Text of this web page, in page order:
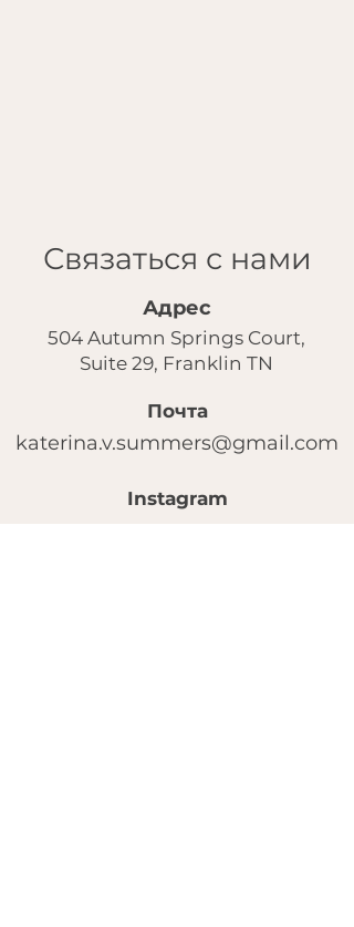
Связаться с нами
Адрес
504 Autumn Springs Court,
Suite 29, Franklin TN
Почта
katerina.v.summers@gmail.com
Instagram